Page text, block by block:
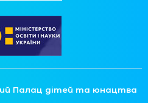
Палац дітей та юнацтва